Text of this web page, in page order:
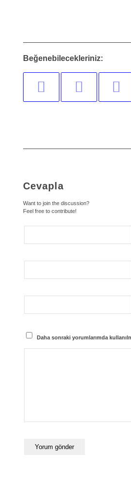
Beğenebilecekleriniz:
Cevapla
Want to join the discussion?
Feel free to contribute!
Daha sonraki yorumlarımda
Ebeveyn